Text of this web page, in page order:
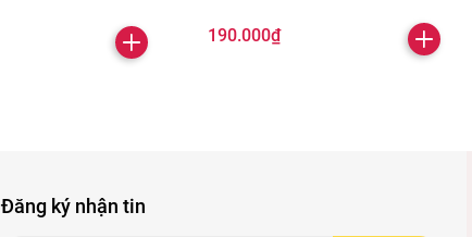
190.000₫
Đăng ký nhận tin